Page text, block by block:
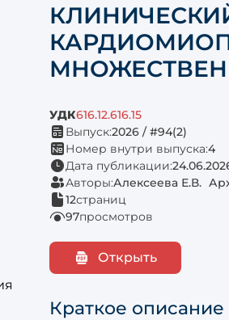
УДК616.12.616.15
Выпуск:2026 / #94(2)
Номер внутри выпуска:4
Дата публикации:
Авторы:Алексеева Е.В.
12страниц
97просмотров
Открыть
Краткое описание